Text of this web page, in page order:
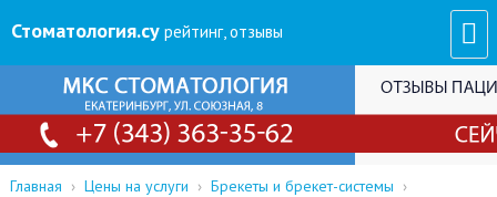
Стоматология.су рейтинг, отзывы
Главная › Цены на услуги › Брекеты и брекет-системы ›